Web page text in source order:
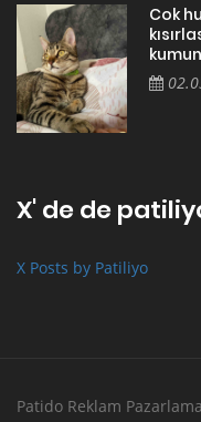
Cok
X' de de
X Posts by Patiliyo
Patido Reklam